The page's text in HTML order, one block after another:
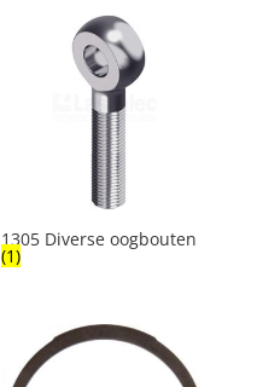
1305 Diverse oogbouten
(1)